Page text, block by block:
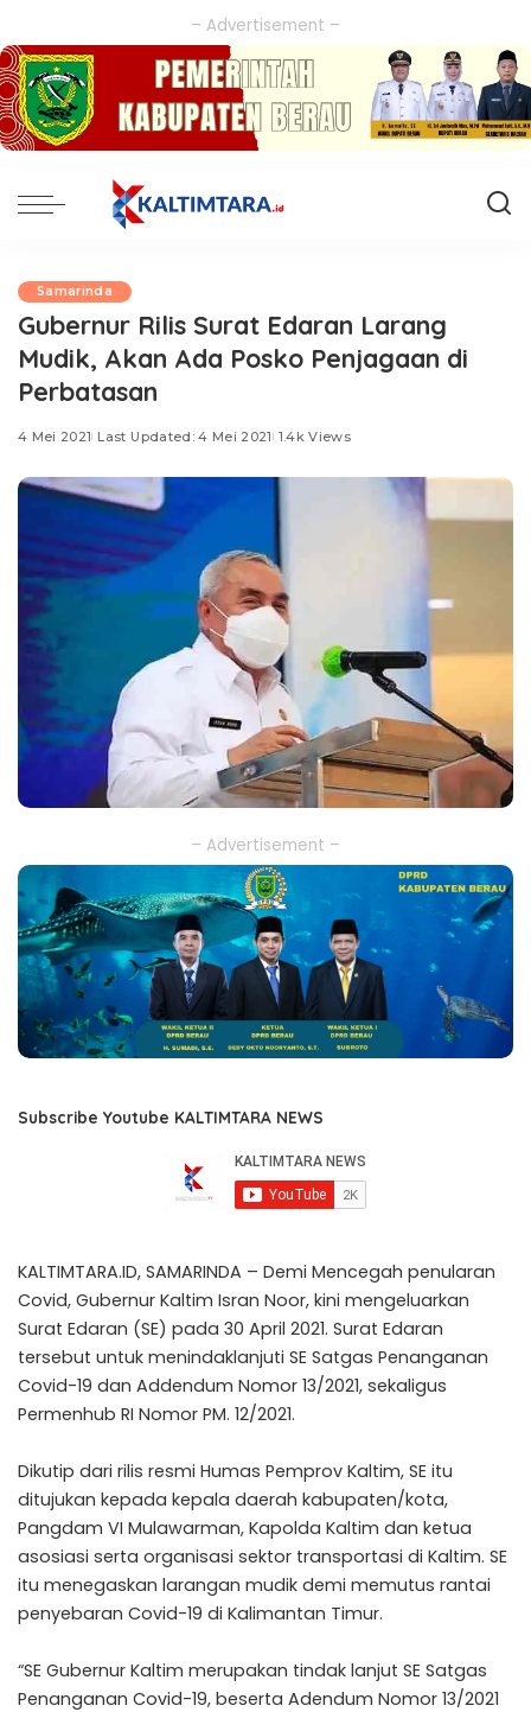
– Advertisement –
Samarinda
Gubernur Rilis Surat Edaran Larang
Mudik, Akan Ada Posko Penjagaan di
Perbatasan
4 Mei 2021 Last Updated: 4 Mei 2021 1.4k Views
– Advertisement –
Subscribe Youtube KALTIMTARA NEWS
KALTIMTARA.ID, SAMARINDA – Demi Mencegah penularan
Covid, Gubernur Kaltim Isran Noor, kini mengeluarkan
Surat Edaran (SE) pada 30 April 2021. Surat Edaran
tersebut untuk menindaklanjuti SE Satgas Penanganan
Covid-19 dan Addendum Nomor 13/2021, sekaligus
Permenhub RI Nomor PM. 12/2021.
Dikutip dari rilis resmi Humas Pemprov Kaltim, SE itu
ditujukan kepada kepala daerah kabupaten/kota,
Pangdam VI Mulawarman, Kapolda Kaltim dan ketua
asosiasi serta organisasi sektor transportasi di Kaltim. SE
itu menegaskan larangan mudik demi memutus rantai
penyebaran Covid-19 di Kalimantan Timur.
“SE Gubernur Kaltim merupakan tindak lanjut SE Satgas
Penanganan Covid-19, beserta Adendum Nomor 13/2021